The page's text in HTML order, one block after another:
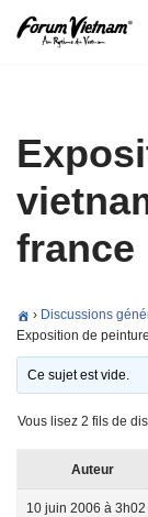
france
› Discussions
Exposition de
Ce sujet est vide.
Vous lisez 2 fils de
Auteur
10 juin 2006 à 3h02